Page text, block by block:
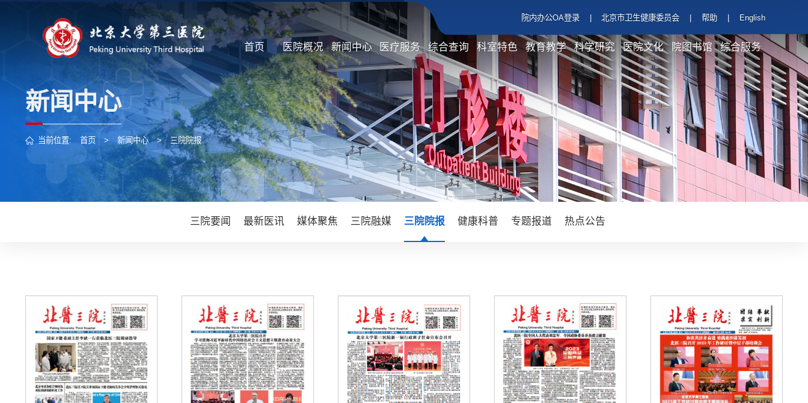
院内办公OA登录 北京市卫生健康委员会 帮助 English
首页 医院概况 新闻中心 医疗服务 综合查询 科室特色 教育教学 科学研究 医院文化 院图书馆 综合服务
新闻中心
当前位置: 首页 > 新闻中心 > 三院院报
三院要闻 最新医讯 媒体聚焦 三院融媒 三院院报 健康科普 专题报道 热点公告